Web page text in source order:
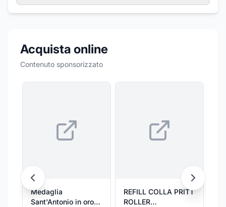
Acquista online
Contenuto sponsorizzato
Medaglia
Sant'Antonio in oro
REFILL COLLA PRITT
ROLLER